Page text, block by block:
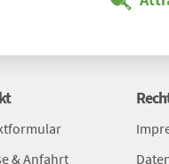
& Anfahrt